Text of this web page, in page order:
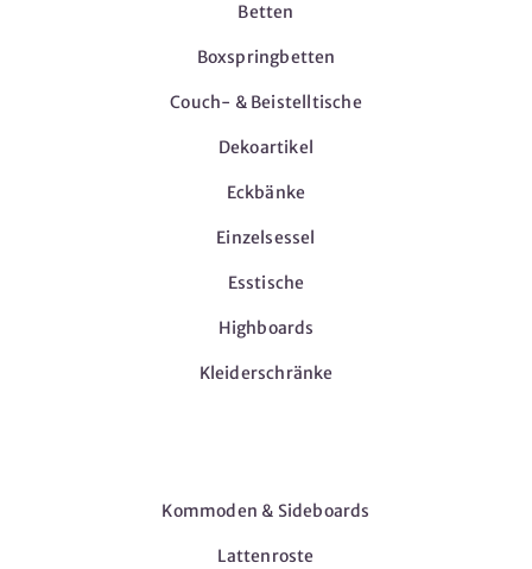
Betten
Boxspringbetten
Couch- & Beistelltische
Dekoartikel
Eckbänke
Einzelsessel
Esstische
Highboards
Kleiderschränke
Kommoden & Sideboards
Lattenroste